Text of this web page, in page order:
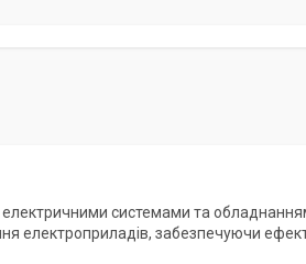
системами та
електроприладів, забезпечуючи